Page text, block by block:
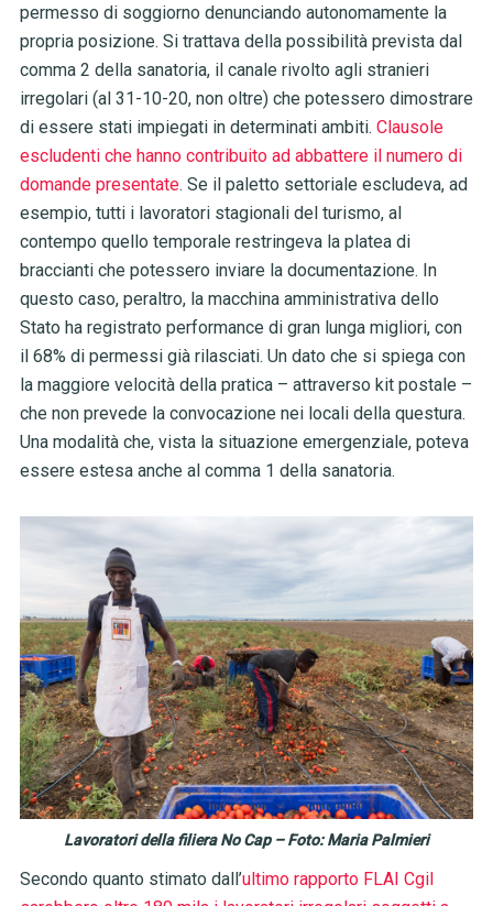
permesso di soggiorno denunciando autonomamente la
propria posizione. Si trattava della possibilità prevista dal
comma 2 della sanatoria, il canale rivolto agli stranieri
irregolari (al 31-10-20, non oltre) che potessero dimostrare
di essere stati impiegati in determinati ambiti. Clausole
escludenti che hanno contribuito ad abbattere il numero di
domande presentate. Se il paletto settoriale escludeva, ad
esempio, tutti i lavoratori stagionali del turismo, al
contempo quello temporale restringeva la platea di
braccianti che potessero inviare la documentazione. In
questo caso, peraltro, la macchina amministrativa dello
Stato ha registrato performance di gran lunga migliori, con
il 68% di permessi già rilasciati. Un dato che si spiega con
la maggiore velocità della pratica – attraverso kit postale –
che non prevede la convocazione nei locali della questura.
Una modalità che, vista la situazione emergenziale, poteva
essere estesa anche al comma 1 della sanatoria.
Lavoratori della filiera No Cap – Foto: Maria Palmieri
Secondo quanto stimato dall’ultimo rapporto FLAI Cgil